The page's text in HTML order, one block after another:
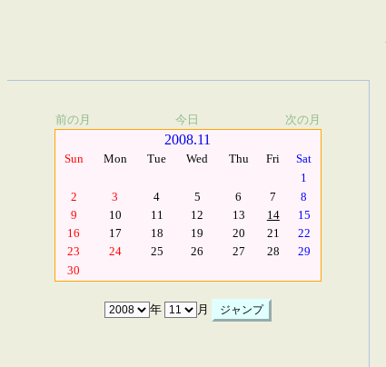
前の月 今日 次の月
2008.11
Sun Mon Tue Wed Thu Fri
Sat
1
2
3 4 5 6 7
8
9
10 11 12 13 14
15
16
17 18 19 20 21
22
23
24 25 26 27 28
29
30
年 月